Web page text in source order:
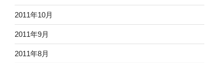
2011年10月
2011年9月
2011年8月